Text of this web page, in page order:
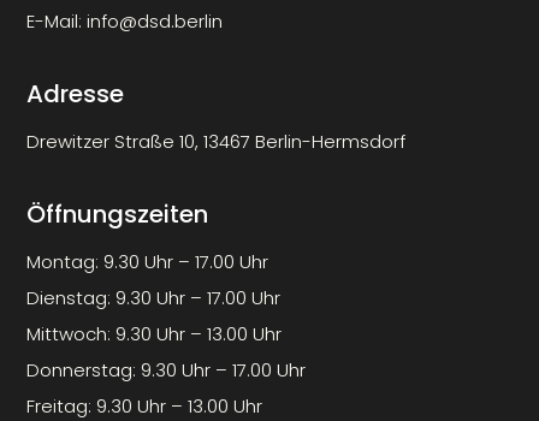
E-Mail:info@dsd.berlin
Adresse
Drewitzer Straße 10, 13467 Berlin-Hermsdorf
Öffnungszeiten
Montag: 9.30 Uhr – 17.00 Uhr
Dienstag: 9.30 Uhr – 17.00 Uhr
Mittwoch: 9.30 Uhr – 13.00 Uhr
Donnerstag: 9.30 Uhr – 17.00 Uhr
Freitag: 9.30 Uhr – 13.00 Uhr